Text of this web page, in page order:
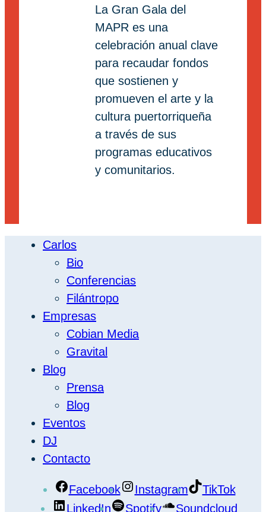
La Gran Gala del
MAPR es una
celebración anual clave
para recaudar fondos
que sostienen y
promueven el arte y la
cultura puertorriqueña
a través de sus
programas educativos
y comunitarios.
Carlos
Bio
Conferencias
Filántropo
Empresas
Cobian Media
Gravital
Blog
Prensa
Blog
Eventos
DJ
Contacto
Facebook Instagram
TikTok
LinkedIn
Spotify Soundcloud